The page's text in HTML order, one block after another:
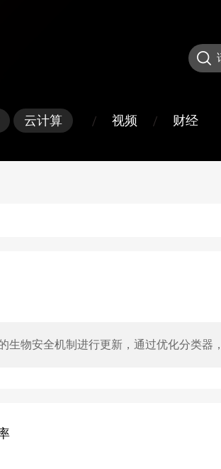
云计算 / 视频 / 财经
生物安全机制进行更新，通过优化分类器